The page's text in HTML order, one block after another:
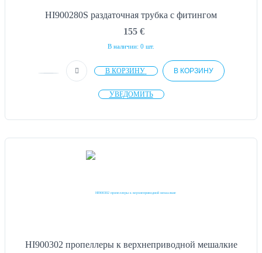
HI900280S раздаточная трубка с фитингом
155 €
В наличии: 0 шт.
В КОРЗИНУ В КОРЗИНУ
УВЕДОМИТЬ
HI900302 пропеллеры к верхнеприводной мешалкие